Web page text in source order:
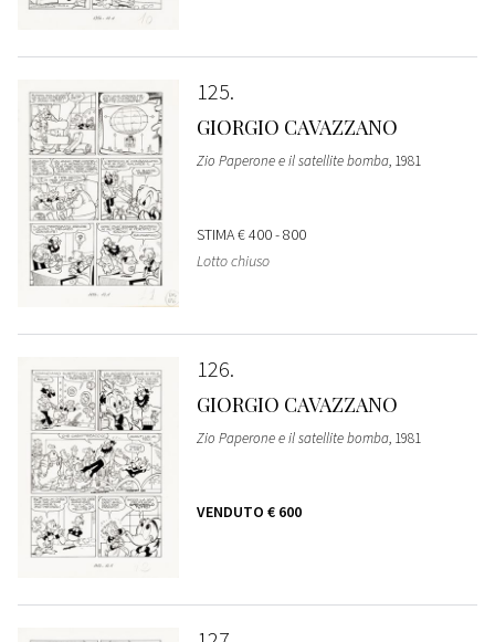
125
GIORGIO CAVAZZANO
Zio Paperone e il satellite bomba, 1981
STIMA€ 400 - 800
Lotto chiuso
126
GIORGIO CAVAZZANO
Zio Paperone e il satellite bomba, 1981
VENDUTO € 600